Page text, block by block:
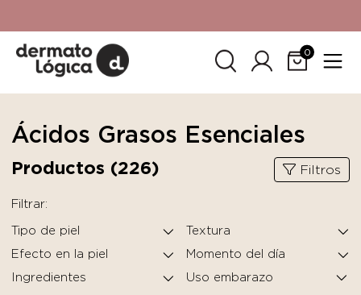
SkinCeuticals.
0
Ácidos Grasos Esenciales
Productos (226) Filtros
Filtrar:
Tipo de piel
Textura
Efecto en la piel
Momento del día
Ingredientes